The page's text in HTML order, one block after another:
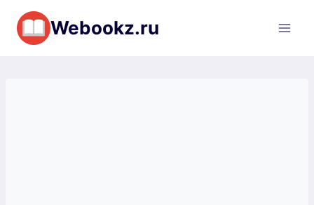
Перейти
содержимому
Webookz.ru